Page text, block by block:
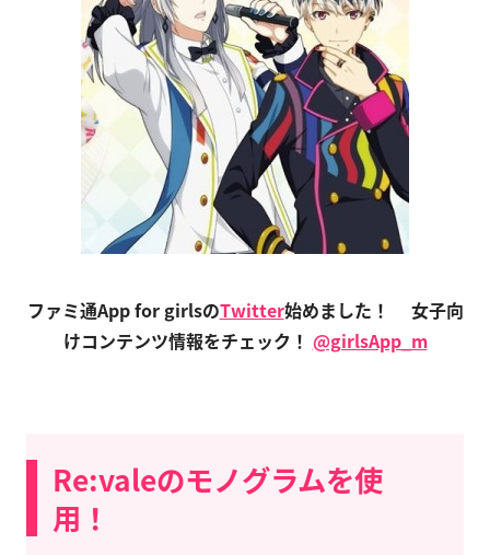
ファミ通App for girlsのTwitter始めました！
女子向
けコンテンツ情報をチェック！ @girlsApp_m
Re:valeのモノグラムを使
用！